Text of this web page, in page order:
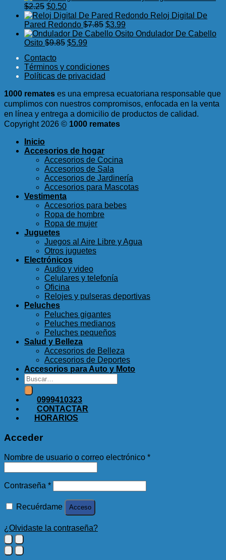
era:
es:
$2.25 El
precio
original
era:
$2.25.
$0.50El
precio
actual
es:
$0.50.
Reloj Digital De
Pared Redondo $7.85 El
precio
$3.99
precioOndulador De Cabello
Osito $9.85 El
era:
$9.85.
$5.99
es:
$5.99.
Contacto
Términos y condiciones
Políticas de privacidad
1000 remates es una empresa ecuatoriana responsable que
cumplimos con nuestros compromisos, enfocada en la venta
en línea y entrega a domicilio de productos de calidad.
Copyright 2026 © 1000 remates
Inicio
Accesorios de hogar
Accesorios de Cocina
Accesorios de Sala
Accesorios de Jardinería
Accesorios para Mascotas
Vestimenta
Accesorios para bebes
Ropa de hombre
Ropa de mujer
Juguetes
Juegos al Aire Libre y Agua
Otros juguetes
Electrónicos
Audio y video
Celulares y telefonía
Oficina
Relojes y pulseras deportivas
Peluches
Peluches gigantes
Peluches medianos
Peluches pequeños
Salud y Belleza
Accesorios de Belleza
Accesorios de Deportes
Accesorios para Auto y Moto
Buscar
por:
0999410323
CONTACTAR
HORARIOS
Acceder
Nombre de usuario o correo electrónico *Obligatorio
Contraseña *Obligatorio
Recuérdame Acceso
¿Olvidaste la contraseña?